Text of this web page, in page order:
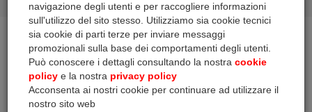
Home Documenti Giurisprudenza Edilizia
GIURISPRUDENZA
Compravendita
navigazione degli utenti e per raccogliere informazioni
sull'utilizzo del sito stesso. Utilizziamo sia cookie tecnici
sia cookie di parti terze per inviare messaggi
promozionali sulla base dei comportamenti degli utenti.
Può conoscere i dettagli consultando la nostra cookie
policy e la nostra privacy policy
Acconsenta ai nostri cookie per continuare ad utilizzare il
nostro sito web